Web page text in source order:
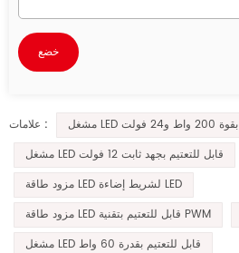
علامات :
مشغل LED بقوة 200 واط و24 فولت
مشغل LED قابل للتعتيم بجهد ثابت 12 فولت
مزود طاقة LED لشريط إضاءة LED
مزود طاقة LED قابل للتعتيم بتقنية PWM
مشغل LED قابل للتعتيم بقدرة 60 واط